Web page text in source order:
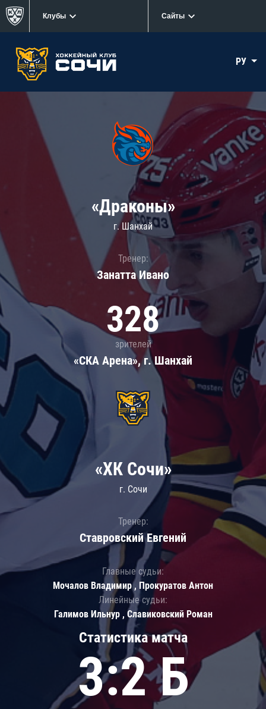
Клубы Сайты
РУ
«Драконы»
г. Шанхай
Тренер:
Занатта Иванo
328
зрителей
«СКА Арена», г. Шанхай
Статистика матча
3:2 Б
«ХК Сочи»
г. Сочи
Тренер:
Ставровский Евгений
Главные судьи:
Мочалов Владимир , Прокуратов Антон
Линейные судьи:
Галимов Ильнур , Славиковский Роман